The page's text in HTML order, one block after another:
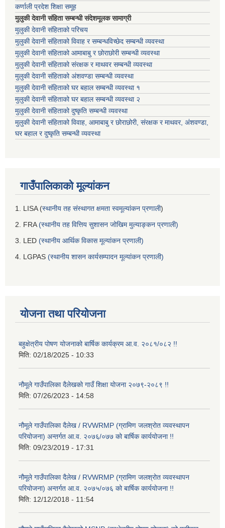
कर्णाली प्रदेश शिक्षा समूह
मुलुकी देवानी संहिता सम्बन्धी संदेशमूलक सामाग्री
मुलुकी देवानी संहिताको परिचय
मुलुकी देवानी संहिताको विवाह र सम्बन्धविच्छेद सम्बन्धी व्यवस्था
मुलुकी देवानी संहिताको आमाबाबु र छोराछोरी सम्बन्धी व्यवस्था
मुलुकी देवानी संहिताको संरक्षक र माथवर सम्बन्धी व्यवस्था
मुलुकी देवानी संहिताको अंशवण्डा सम्बन्धी व्यवस्था
मुलुकी देवानी संहिताको घर बहाल सम्बन्धी व्यवस्था १
मुलुकी देवानी संहिताको घर बहाल सम्बन्धी व्यवस्था २
मुलुकी देवानी संहिताको दुष्कृति सम्बन्धी व्यवस्था
मुलुकी देवानी संहिताको विवाह, आमाबाबु र छोराछोरी, संरक्षक र माथवर, अंशवण्डा,
घर बहाल र दुष्कृति सम्बन्धी व्यवस्था
गाउँपालिकाको मूल्यांकन
1. LISA (स्थानीय तह संस्थागत क्षमता स्वमूल्यांकन प्रणाली)
2. FRA(स्थानीय तह वित्तिय सुशासन जोखिम मुल्याङ्कन प्रणाली)
3. LED (स्थानीय आर्थिक विकास मूल्यांकन प्रणाली)
4. LGPAS (स्थानीय शासन कार्यसम्पादन मूल्यांकन प्रणाली)
योजना तथा परियोजना
बहुक्षेत्रीय पोषण योजनाको बार्षिक कार्यक्रम आ.व. २०८१/०८२ !!
मिति: 02/18/2025 - 10:33
नौमूले गाउँपालिका दैलेखको गाउँ शिक्षा योजना २०७९-२०८९ !!
मिति: 07/26/2023 - 14:58
नौमूले गाउँपालिका दैलेख / RVWRMP (ग्रामिण जलश्रोत व्यवस्थापन
परियोजना) अन्तर्गत आ.व. २०७६/०७७ को बार्षिक कार्ययोजना !!
मिति: 09/23/2019 - 17:31
नौमूले गाउँपालिका दैलेख / RVWRMP (ग्रामिण जलश्रोत व्यवस्थापन
परियोजना) अन्तर्गत आ.व. २०७५/०७६ को बार्षिक कार्ययोजना !!
मिति: 12/12/2018 - 11:54